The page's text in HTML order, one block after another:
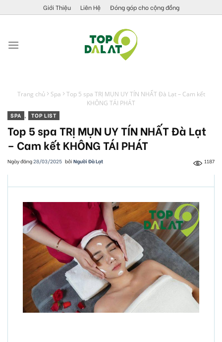
to
Giới Thiệu Liên Hệ Đóng góp cho cộng đồng
Trang chủ Spa Top 5 spa TRỊ MỤN UY TÍN NHẤT Đà Lạt – Cam kết
KHÔNG TÁI PHÁT
SPA , TOP LIST
Top 5 spa TRỊ MỤN UY TÍN NHẤT Đà Lạt
– Cam kết KHÔNG TÁI PHÁT
Ngày đăng 28/03/2025 bởi Người Đà Lạt 1187